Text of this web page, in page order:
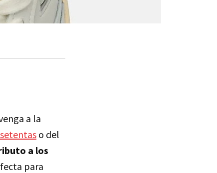
a la
o del
a los
para